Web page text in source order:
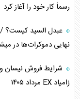
رسماً کار خود را آغاز کرد
عبدل السید کیست؟ /
نهایی دموکرات‌ها در
شرایط فروش نیسان
زامیاد EX مرداد ۱۴۰۵